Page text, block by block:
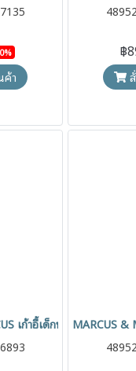
ค้า
฿
เก้าอี้เด็กพกพา Baby
MARCUS &